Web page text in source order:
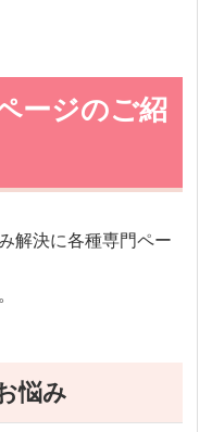
ージのご紹
解決に各種専門ペー
悩み